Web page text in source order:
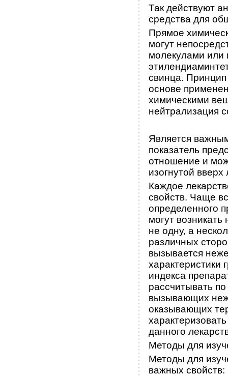
Так действуют
средства для
Прямое
могут
молекулами или
свинца. Принцип
основе
химическими
нейтрализация
Является
показатель
отношение и
изогнутой
Каждое
свойств. Чаще
определенного
могут
не одну, а
различных
вызывается
характеристики
индекса
рассчитывать
вызывающих
оказывающих
данного
Методы для
Методы для
важных свойств: